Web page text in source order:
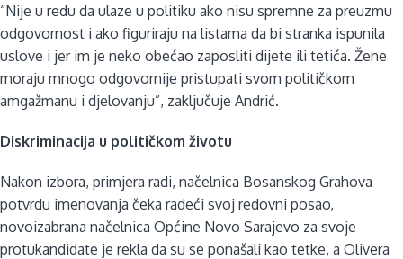
“Nije u redu da ulaze u politiku ako nisu spremne za preuzmu
odgovornost i ako figuriraju na listama da bi stranka ispunila
uslove i jer im je neko obećao zaposliti dijete ili tetića. Žene
moraju mnogo odgovornije pristupati svom političkom
amgažmanu i djelovanju”, zaključuje Andrić.
Diskriminacija u političkom životu
Nakon izbora, primjera radi, načelnica Bosanskog Grahova
potvrdu imenovanja čeka radeći svoj redovni posao,
novoizabrana načelnica Općine Novo Sarajevo za svoje
protukandidate je rekla da su se ponašali kao tetke, a Olivera